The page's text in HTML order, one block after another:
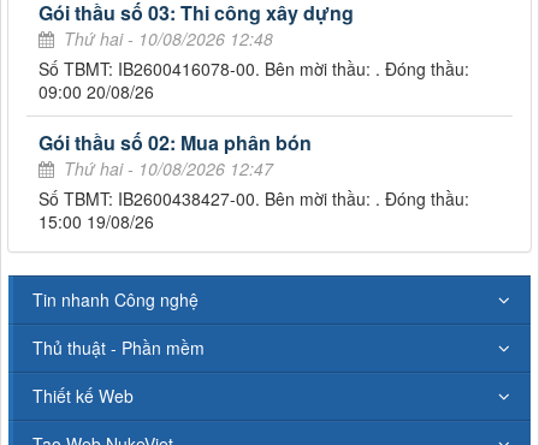
Gói thầu số 03: Thi công xây dựng
Thứ hai - 10/08/2026 12:48
Số TBMT: IB2600416078-00. Bên mời thầu: . Đóng thầu:
09:00 20/08/26
Gói thầu số 02: Mua phân bón
Thứ hai - 10/08/2026 12:47
Số TBMT: IB2600438427-00. Bên mời thầu: . Đóng thầu:
15:00 19/08/26
Tin nhanh Công nghệ
Thủ thuật - Phần mềm
Thiết kế Web